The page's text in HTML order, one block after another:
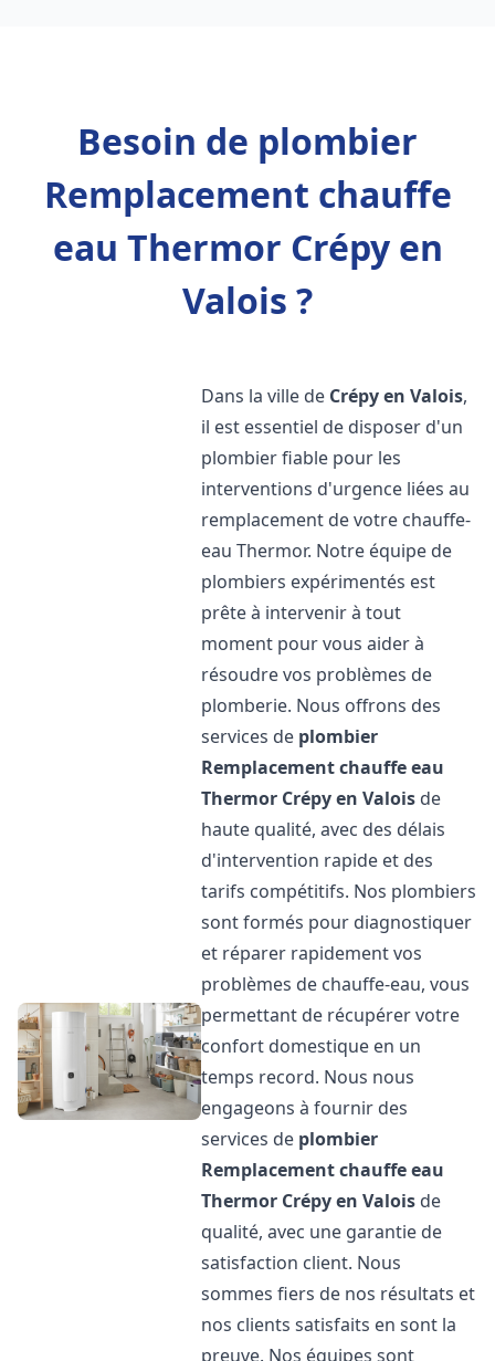
Besoin de plombier
Remplacement chauffe
eau Thermor Crépy en
Valois ?
Dans la ville de Crépy en Valois,
il est essentiel de disposer d'un
plombier fiable pour les
interventions d'urgence liées au
remplacement de votre chauffe-
eau Thermor. Notre équipe de
plombiers expérimentés est
prête à intervenir à tout
moment pour vous aider à
résoudre vos problèmes de
plomberie. Nous offrons des
services de plombier
Remplacement chauffe eau
Thermor Crépy en Valois de
haute qualité, avec des délais
d'intervention rapide et des
tarifs compétitifs. Nos plombiers
sont formés pour diagnostiquer
et réparer rapidement vos
problèmes de chauffe-eau, vous
permettant de récupérer votre
confort domestique en un
temps record. Nous nous
engageons à fournir des
services de plombier
Remplacement chauffe eau
Thermor Crépy en Valois de
qualité, avec une garantie de
satisfaction client. Nous
sommes fiers de nos résultats et
nos clients satisfaits en sont la
preuve. Nos équipes sont